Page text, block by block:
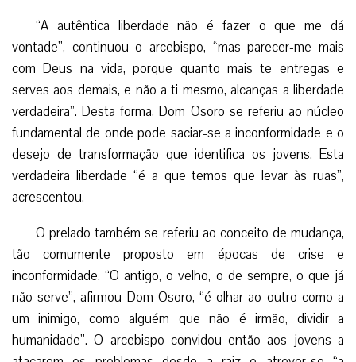
fundamental de onde pode saciar-se a inconformidade e o
desejo de transformação que identifica os jovens. Esta
verdadeira liberdade “é a que temos que levar às ruas”,
acrescentou.
O prelado também se referiu ao conceito de mudança,
tão comumente proposto em épocas de crise e
inconformidade. “O antigo, o velho, o de sempre, o que já
não serve”, afirmou Dom Osoro, “é olhar ao outro como a
humanidade”. O arcebispo convidou então aos jovens a
atacarem os problemas desde a raiz e atrever-se “a
transformar desde dentro o coração dos homens”.
“O Senhor nos pediu que sejamos luz em meio deste
mundo mas ao estilo de Cristo, não gritando pelas ruas,
mas dando testemunho com a vida, com a força da entrega,